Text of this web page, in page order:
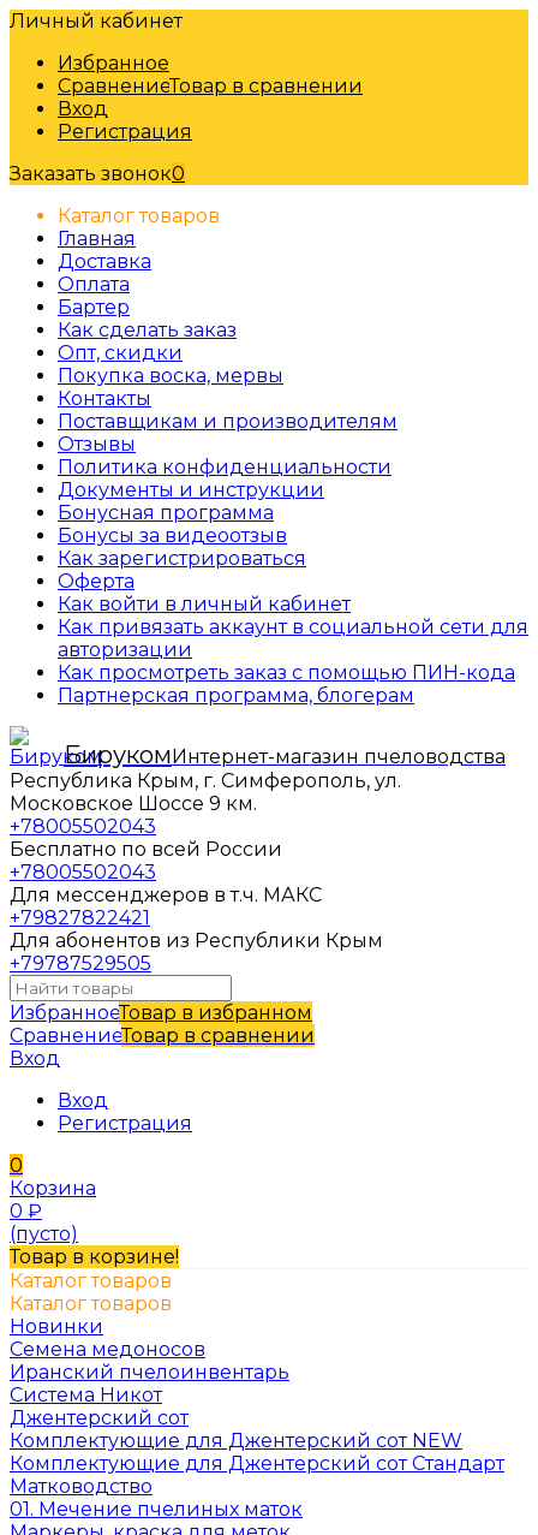
Личный кабинет
Избранное
СравнениеТовар в сравнении
Вход
Регистрация
Заказать звонок0
Каталог товаров
Главная
Доставка
Оплата
Бартер
Как сделать заказ
Опт, скидки
Покупка воска, мервы
Контакты
Поставщикам и производителям
Отзывы
Политика конфиденциальности
Документы и инструкции
Бонусная программа
Бонусы за видеоотзыв
Как зарегистрироваться
Оферта
Как войти в личный кабинет
Как привязать аккаунт в социальной сети для
авторизации
Как просмотреть заказ с помощью ПИН-кода
Партнерская программа, блогерам
БирукомИнтернет-магазин пчеловодства
Республика Крым, г. Симферополь, ул.
Московское Шоссе 9 км.
+78005502043
Бесплатно по всей России
+78005502043
Для мессенджеров в т.ч. МАКС
+79827822421
Для абонентов из Республики Крым
+79787529505
ИзбранноеТовар в избранном
СравнениеТовар в сравнении
Вход
Вход
Регистрация
0
Корзина
0 ₽
(пусто)
Товар в корзине!
Каталог товаров
Каталог товаров
Новинки
Семена медоносов
Иранский пчелоинвентарь
Система Никот
Джентерский сот
Комплектующие для Джентерский сот NEW
Комплектующие для Джентерский сот Стандарт
Матководство
01. Мечение пчелиных маток